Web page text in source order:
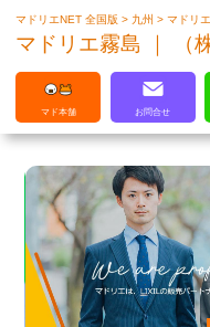
マドリエ
クリアし
マドリエNET 全国版> 九州>マドリ
マドリエ霧島 ｜ （
マド本舗 お問合せ